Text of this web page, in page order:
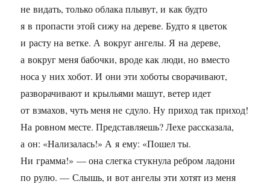
не видать, только облака плывут, и как будто
я в пропасти этой сижу на дереве. Будто я цветок
и расту на ветке. А вокруг ангелы. Я на дереве,
а вокруг меня бабочки, вроде как люди, но вместо
носа у них хобот. И они эти хоботы сворачивают,
разворачивают и крыльями машут, ветер идет
от взмахов, чуть меня не сдуло. Ну приход так приход!
На ровном месте. Представляешь? Лехе рассказала,
а он: «Нализалась!» А я ему: «Пошел ты.
Ни грамма!» — она слегка стукнула ребром ладони
по рулю. — Слышь, и вот ангелы эти хотят из меня